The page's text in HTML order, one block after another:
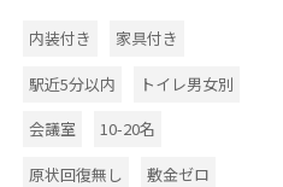
内装付き
家具付き
駅近5分以内
トイレ男女別
会議室
10-20名
原状回復無し
敷金ゼロ